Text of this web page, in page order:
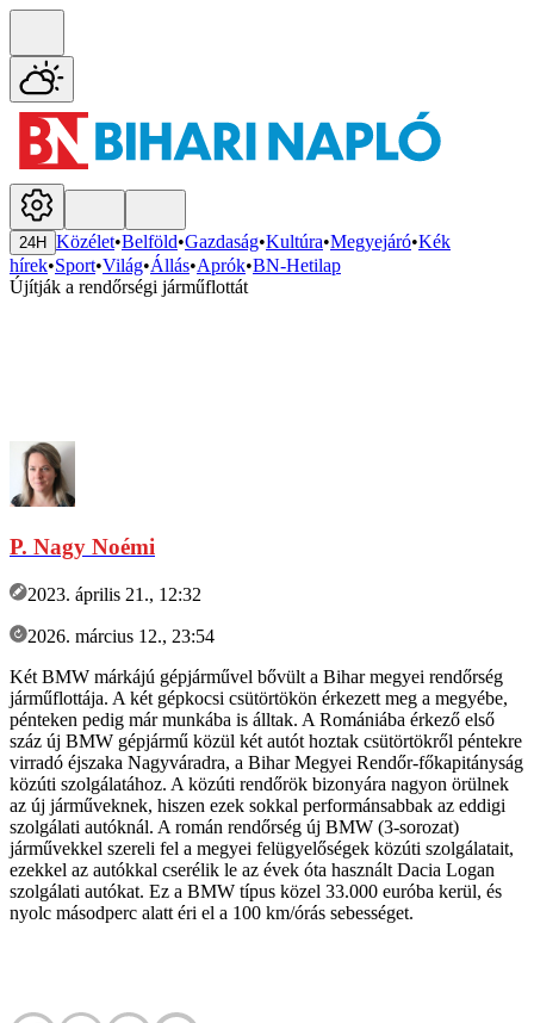
24H Közélet•Belföld•Gazdaság•Kultúra•Megyejáró•Kék
hírek•Sport•Világ•Állás•Aprók•BN-Hetilap
Újítják a rendőrségi járműflottát
P. Nagy Noémi
2023. április 21., 12:32
2026. március 12., 23:54
Két BMW márkájú gépjárművel bővült a Bihar megyei rendőrség
járműflottája. A két gépkocsi csütörtökön érkezett meg a megyébe,
pénteken pedig már munkába is álltak. A Romániába érkező első
száz új BMW gépjármű közül két autót hoztak csütörtökről péntekre
virradó éjszaka Nagyváradra, a Bihar Megyei Rendőr-főkapitányság
közúti szolgálatához. A közúti rendőrök bizonyára nagyon örülnek
az új járműveknek, hiszen ezek sokkal performánsabbak az eddigi
szolgálati autóknál. A román rendőrség új BMW (3-sorozat)
járművekkel szereli fel a megyei felügyelőségek közúti szolgálatait,
ezekkel az autókkal cserélik le az évek óta használt Dacia Logan
szolgálati autókat. Ez a BMW típus közel 33.000 euróba kerül, és
nyolc másodperc alatt éri el a 100 km/órás sebességet.